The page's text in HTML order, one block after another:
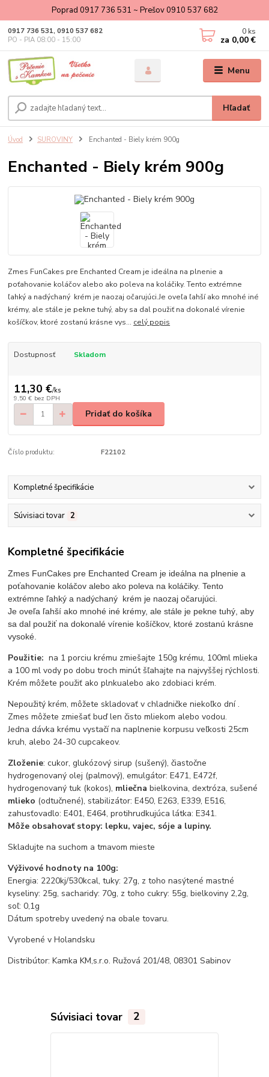
Poprad 0917 736 531 ~ Prešov 0910 537 682
Menu
Hľadať
0917 736 531, 0910 537 682
PO - PIA 08:00 - 15:00
0 ks
za 0,00 €
Úvod SUROVINY Enchanted - Biely krém 900g
Enchanted - Biely krém 900g
Zmes FunCakes pre Enchanted Cream je ideálna na plnenie a
poťahovanie koláčov alebo ako poleva na koláčiky. Tento extrémne
ľahký a nadýchaný krém je naozaj očarujúci.Je oveľa ľahší ako mnohé iné
krémy, ale stále je pekne tuhý, aby sa dal použiť na dokonalé vírenie
košíčkov, ktoré zostanú krásne vys... celý popis
Dostupnosť Skladom
11,30 €/ks
9,50 € bez DPH
Pridať do košíka
Číslo produktu: F22102
Kompletné špecifikácie
Súvisiaci tovar 2
Kompletné špecifikácie
Zmes FunCakes pre Enchanted Cream je ideálna na plnenie a
poťahovanie koláčov alebo ako poleva na koláčiky. Tento
extrémne ľahký a nadýchaný krém je naozaj očarujúci.
Je oveľa ľahší ako mnohé iné krémy, ale stále je pekne tuhý, aby
sa dal použiť na dokonalé vírenie košíčkov, ktoré zostanú krásne
vysoké.
Použitie: na 1 porciu krému zmiešajte 150g krému, 100ml mlieka
a 100 ml vody po dobu troch minút šľahajte na najvyššej rýchlosti.
Krém môžete použiť ako plnkualebo ako zdobiaci krém.
Nepoužitý krém, môžete skladovať v chladničke niekoľko dní .
Zmes môžete zmiešať buď len čisto mliekom alebo vodou.
Jedna dávka krému vystačí na naplnenie korpusu veľkosti 25cm
kruh, alebo 24-30 cupcakeov.
Zloženie: cukor, glukózový sirup (sušený), čiastočne
hydrogenovaný olej (palmový), emulgátor: E471, E472f,
hydrogenovaný tuk (kokos), mliečna bielkovina, dextróza, sušené
mlieko (odtučnené), stabilizátor: E450, E263, E339, E516,
zahusťovadlo: E401, E464, protihrudkujúca látka: E341.
Môže obsahovať stopy: lepku, vajec, sóje a lupiny.
Skladujte na suchom a tmavom mieste
Výživové hodnoty na 100g:
Energia: 2220kj/530kcal, tuky: 27g, z toho nasýtené mastné
kyseliny: 25g, sacharidy: 70g, z toho cukry: 55g, bielkoviny 2,2g,
soľ: 0,1g
Dátum spotreby uvedený na obale tovaru.
Vyrobené v Holandsku
Distribútor: Kamka KM,s.r.o. Ružová 201/48, 08301 Sabinov
Súvisiaci tovar 2